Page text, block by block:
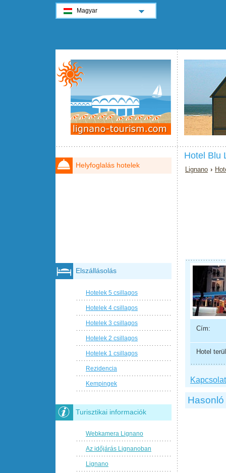
Hotel Blu
Lignano ›
Cím:
Hotel
Helyfoglalás hotelek
Elszállásolás
Hotelek 5 csillagos
Hotelek 4 csillagos
Hotelek 3 csillagos
Hotelek 2 csillagos
Hotelek 1 csillagos
Rezidencia
Kempingek
Turisztikai informaciók
Webkamera Lignano
Az időjárás Lignanoban
Lignano
Magyar